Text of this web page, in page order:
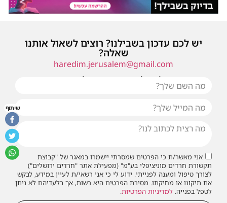
יש לכם עדכון בשבילנו? רוצים לשאול אותנו
שאלה?
haredim.jerusalem@gmail.com
או שילחו אלינו פנייה ונחזור אליכם בהקדם
אני מאשר/ת כי הפרטים שמסרתי יישמרו במאגר של "קבוצת
תקשורת חרדים מוניציפלי בע"מ" (מפעילת אתר "חרדים ירושלים")
לצורך טיפול ומענה לפנייתי. ידוע לי כי אני רשאי/ת לעיין במידע, לבקש
את תיקונו או מחיקתו. מסירת הפרטים היא רשות, אך בלעדיהם לא ניתן
לטפל בפנייה. למדיניות הפרטיות.
שיתוף